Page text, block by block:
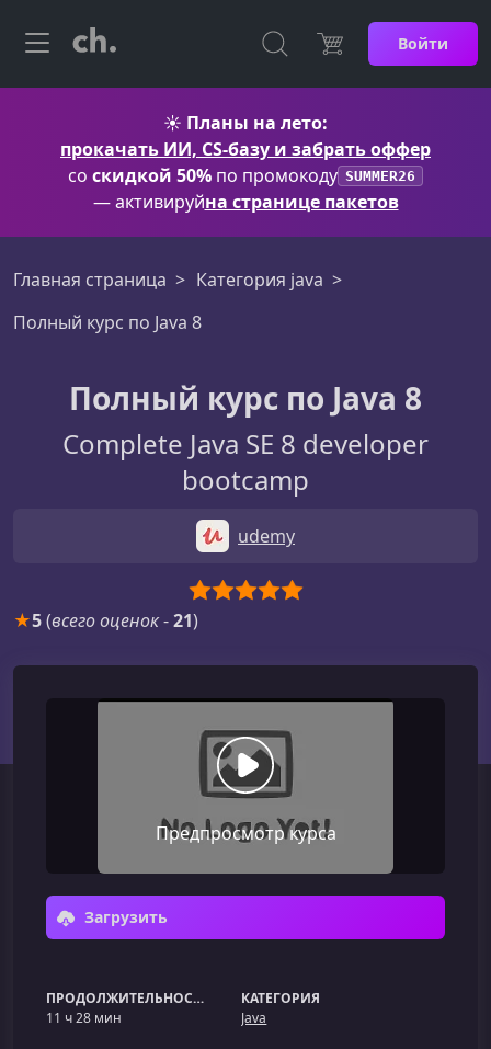
Войти
☀️ Планы на лето:
прокачать ИИ, CS-базу и забрать оффер
со скидкой 50% по промокоду SUMMER26
— активируйна странице пакетов
Главная страница
Категория java
Полный курс по Java 8
Полный курс по Java 8
Complete Java SE 8 developer
bootcamp
udemy
★5(всего оценок-21)
Предпросмотр курса
Загрузить
ПРОДОЛЖИТЕЛЬНОСТЬ
11 ч 28 мин
КАТЕГОРИЯ
Java